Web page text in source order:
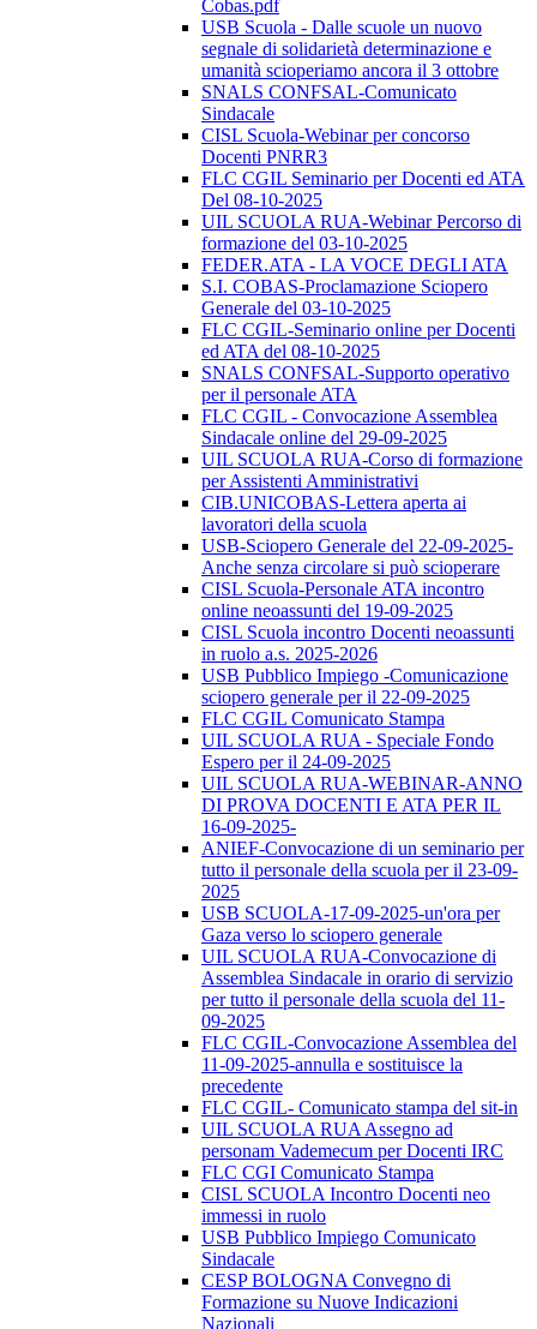
Cobas.pdf
USB Scuola - Dalle scuole un nuovo
segnale di solidarietà determinazione e
umanità scioperiamo ancora il 3 ottobre
SNALS CONFSAL-Comunicato
Sindacale
CISL Scuola-Webinar per concorso
Docenti PNRR3
FLC CGIL Seminario per Docenti ed ATA
Del 08-10-2025
UIL SCUOLA RUA-Webinar Percorso di
formazione del 03-10-2025
FEDER.ATA - LA VOCE DEGLI ATA
S.I. COBAS-Proclamazione Sciopero
Generale del 03-10-2025
FLC CGIL-Seminario online per Docenti
ed ATA del 08-10-2025
SNALS CONFSAL-Supporto operativo
per il personale ATA
FLC CGIL - Convocazione Assemblea
Sindacale online del 29-09-2025
UIL SCUOLA RUA-Corso di formazione
per Assistenti Amministrativi
CIB.UNICOBAS-Lettera aperta ai
lavoratori della scuola
USB-Sciopero Generale del 22-09-2025-
Anche senza circolare si può scioperare
CISL Scuola-Personale ATA incontro
online neoassunti del 19-09-2025
CISL Scuola incontro Docenti neoassunti
in ruolo a.s. 2025-2026
USB Pubblico Impiego -Comunicazione
sciopero generale per il 22-09-2025
FLC CGIL Comunicato Stampa
UIL SCUOLA RUA - Speciale Fondo
Espero per il 24-09-2025
UIL SCUOLA RUA-WEBINAR-ANNO
DI PROVA DOCENTI E ATA PER IL
16-09-2025-
ANIEF-Convocazione di un seminario per
tutto il personale della scuola per il 23-09-
2025
USB SCUOLA-17-09-2025-un'ora per
Gaza verso lo sciopero generale
UIL SCUOLA RUA-Convocazione di
Assemblea Sindacale in orario di servizio
per tutto il personale della scuola del 11-
09-2025
FLC CGIL-Convocazione Assemblea del
11-09-2025-annulla e sostituisce la
precedente
FLC CGIL- Comunicato stampa del sit-in
UIL SCUOLA RUA Assegno ad
personam Vademecum per Docenti IRC
FLC CGI Comunicato Stampa
CISL SCUOLA Incontro Docenti neo
immessi in ruolo
USB Pubblico Impiego Comunicato
Sindacale
CESP BOLOGNA Convegno di
Formazione su Nuove Indicazioni
Nazionali